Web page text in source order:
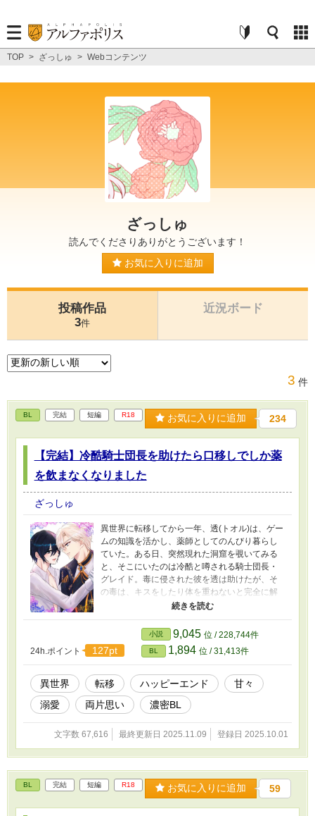
TOP > ざっしゅ > Webコンテンツ
ざっしゅ
読んでくださりありがとうございます！
お気に入りに追加
投稿作品
3件
近況ボード
3 件
BL 完結 短編 R18 お気に入りに追加 234
【完結】冷酷騎士団長を助けたら口移しでしか薬
を飲まなくなりました
ざっしゅ
異世界に転移してから一年、透(トオル)は、ゲー
ムの知識を活かし、薬師としてのんびり暮らし
ていた。ある日、突然現れた洞窟を覗いてみる
と、そこにいたのは冷酷と噂される騎士団長・
グレイド。毒に侵された彼を透は助けたが、そ
の毒は、キスをしたり体を重ねないと完全に解
毒できないらしい。 タイトルに※印がついてい
24h.ポイント 127pt
小説 9,045 位 / 228,744件
BL 1,894 位 / 31,413件
異世界 転移 ハッピーエンド
甘々
溺愛
両片思い 濃密BL
文字数 67,616 最終更新日 2025.11.09 登録日 2025.10.01
BL 完結 短編 R18 お気に入りに追加 59